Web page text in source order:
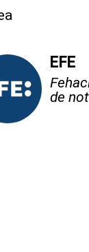
EFE
de